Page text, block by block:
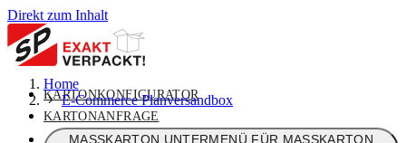
Direkt zum Inhalt
KARTONKONFIGURATOR
KARTONANFRAGE
MASSKARTON UNTERMENÜ FÜR MASSKARTON
Home
E-Commerce Planversandbox